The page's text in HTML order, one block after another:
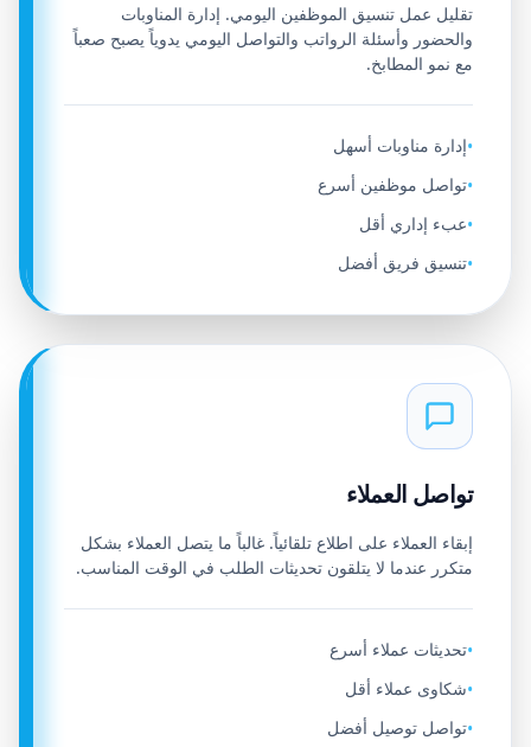
تقليل عمل تنسيق الموظفين اليومي. إدارة المناوبات
والحضور وأسئلة الرواتب والتواصل اليومي يدوياً يصبح صعباً
مع نمو المطابخ.
•إدارة مناوبات أسهل
•تواصل موظفين أسرع
•عبء إداري أقل
•تنسيق فريق أفضل
تواصل العملاء
إبقاء العملاء على اطلاع تلقائياً. غالباً ما يتصل العملاء بشكل
متكرر عندما لا يتلقون تحديثات الطلب في الوقت المناسب.
•تحديثات عملاء أسرع
•شكاوى عملاء أقل
•تواصل توصيل أفضل